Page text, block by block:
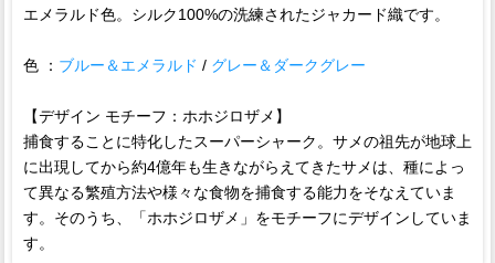
エメラルド色。シルク100%の洗練されたジャカード織です。
色 ： ブルー＆エメラルド / グレー＆ダークグレー
【デザイン モチーフ：ホホジロザメ】
捕食することに特化したスーパーシャーク。サメの祖先が地球上
に出現してから約4億年も生きながらえてきたサメは、種によっ
て異なる繁殖方法や様々な食物を捕食する能力をそなえていま
す。そのうち、「ホホジロザメ」をモチーフにデザインしていま
す。